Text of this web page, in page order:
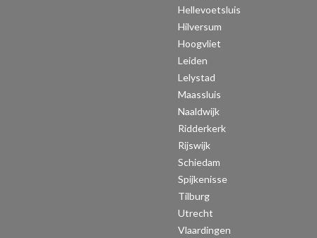
Hellevoetsluis
Hilversum
Hoogvliet
Leiden
Lelystad
Maassluis
Naaldwijk
Ridderkerk
Rijswijk
Schiedam
Spijkenisse
Tilburg
Utrecht
Vlaardingen